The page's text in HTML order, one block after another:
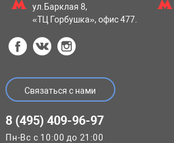
ул.Барклая 8,
«ТЦ Горбушка», офис 477.
Связаться с нами
8 (495) 409-96-97
Пн-Вс с 10:00 до 21:00